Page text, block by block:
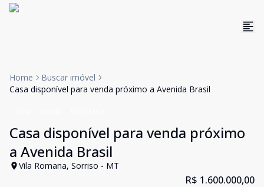
Home
Buscar imóvel
Casa disponível para venda próximo a Avenida Brasil
Casa disponível para venda próximo
a Avenida Brasil
Vila Romana, Sorriso - MT
R$ 1.600.000,00